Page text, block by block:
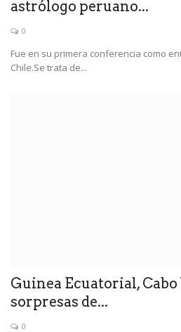
astrólogo peruano...
0
Fue en su primera conferencia como
Chile.Se trata de...
Guinea Ecuatorial, Cabo
sorpresas de...
0